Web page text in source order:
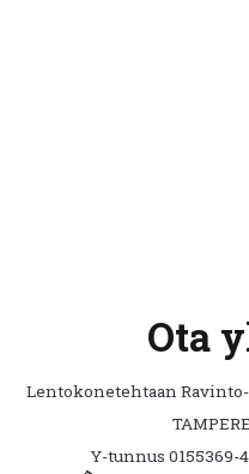
Ota
Lentokonetehtaan
Y-tunnus 0155369-